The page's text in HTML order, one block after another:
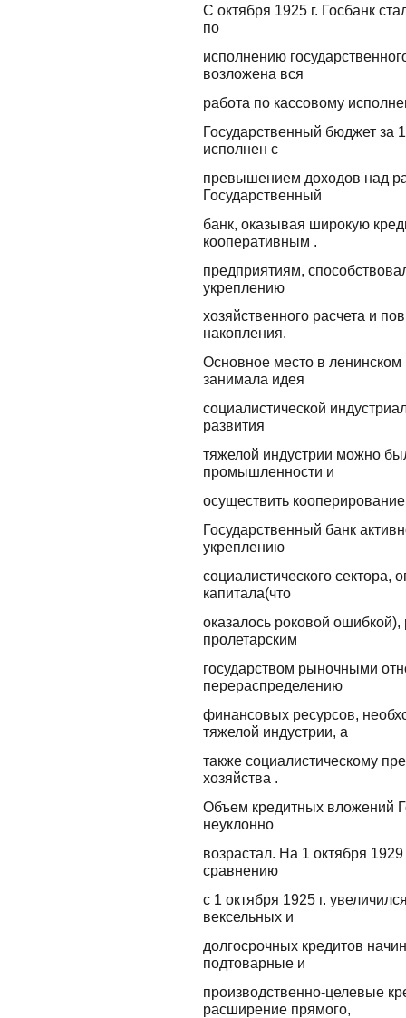
С октября 1925 г. Госбанк
по
исполнению
возложена вся
работа по кассовому
Государственный бюджет за
исполнен с
превышением доходов над
Государственный
банк, оказывая широкую
кооперативным .
предприятиям,
укреплению
хозяйственного расчета и
накопления.
Основное место в
занимала идея
социалистической
развития
тяжелой индустрии можно
промышленности и
осуществить
Государственный банк
укреплению
социалистического сектора,
капитала(что
оказалось роковой
пролетарским
государством рыночными
перераспределению
финансовых ресурсов,
тяжелой индустрии, а
также социалистическому
хозяйства .
Объем кредитных вложений
неуклонно
возрастал. На 1 октября
сравнению
с 1 октября 1925 г.
вексельных и
долгосрочных кредитов
подтоварные и
производственно-целевые
расширение прямого,